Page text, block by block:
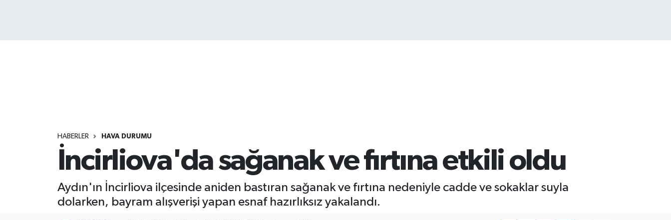
HABERLER HAVA DURUMU
İncirliova'da sağanak ve fırtına etkili oldu
Aydın'ın İncirliova ilçesinde aniden bastıran sağanak ve fırtına nedeniyle cadde ve sokaklar suyla
dolarken, bayram alışverişi yapan esnaf hazırlıksız yakalandı.